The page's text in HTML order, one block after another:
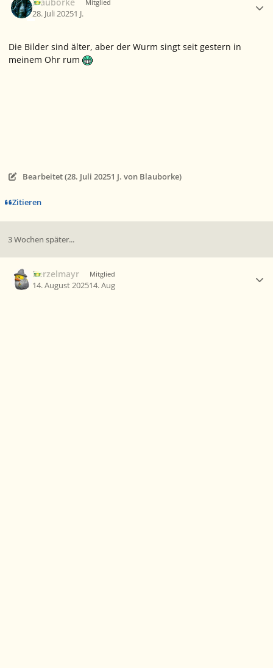
Blauborke Mitglied
28. Juli 20251 J.
Die Bilder sind älter, aber der Wurm singt seit gestern in
meinem Ohr rum
Bearbeitet (28. Juli 20251 J. von Blauborke)
Zitieren
3 Wochen später...
Berzelmayr Mitglied
14. August 202514. Aug